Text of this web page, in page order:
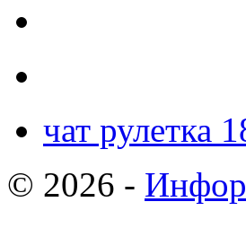
чат рулетка
© 2026 -